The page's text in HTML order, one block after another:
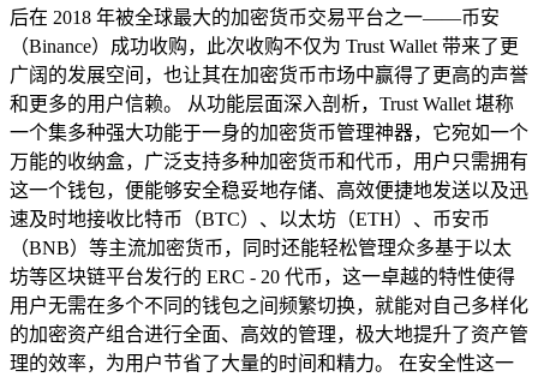
后在 2018 年被全球最大的加密货币交易平台之一——币安
（Binance）成功收购，此次收购不仅为 Trust Wallet 带来了更
广阔的发展空间，也让其在加密货币市场中赢得了更高的声誉
和更多的用户信赖。 从功能层面深入剖析，Trust Wallet 堪称
一个集多种强大功能于一身的加密货币管理神器，它宛如一个
万能的收纳盒，广泛支持多种加密货币和代币，用户只需拥有
这一个钱包，便能够安全稳妥地存储、高效便捷地发送以及迅
速及时地接收比特币（BTC）、以太坊（ETH）、币安币
（BNB）等主流加密货币，同时还能轻松管理众多基于以太
坊等区块链平台发行的 ERC - 20 代币，这一卓越的特性使得
用户无需在多个不同的钱包之间频繁切换，就能对自己多样化
的加密资产组合进行全面、高效的管理，极大地提升了资产管
理的效率，为用户节省了大量的时间和精力。 在安全性这一